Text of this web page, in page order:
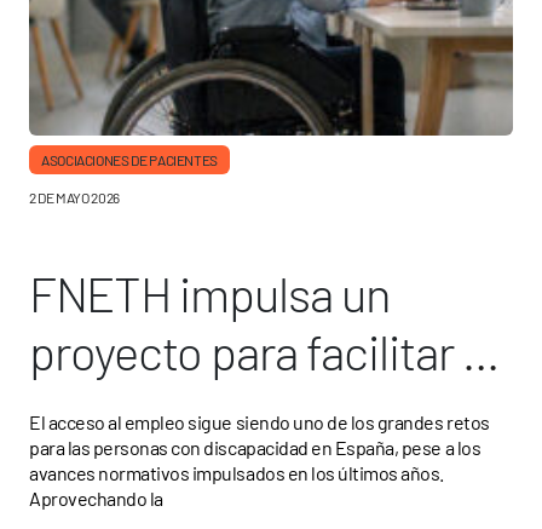
ASOCIACIONES DE PACIENTES
2 DE MAYO 2026
FNETH impulsa un
proyecto para facilitar el
acceso al empleo
público de personas con
El acceso al empleo sigue siendo uno de los grandes retos
para las personas con discapacidad en España, pese a los
avances normativos impulsados en los últimos años.
Aprovechando la